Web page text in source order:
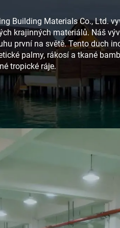
Building Materials Co., Ltd.
krajinných materiálů. Náš
první na světě. Tento duch
palmy, rákosí a tkané
tropické ráje.